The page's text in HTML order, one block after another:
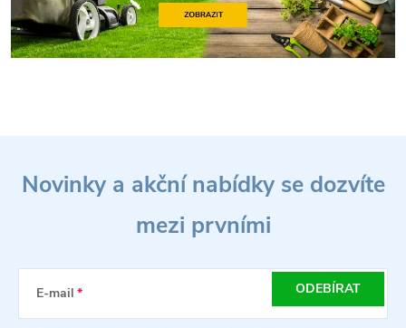
Novinky a akční nabídky se dozvíte
mezi prvními
E-mail ODEBÍRAT